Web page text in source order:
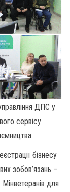
ДПС у
сервісу
бізнесу
зобов’язань –
для